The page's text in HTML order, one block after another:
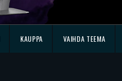
KAUPPA VAIHDA TEEMA